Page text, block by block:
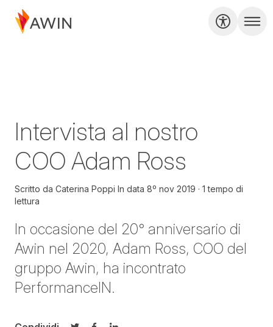
Intervista al nostro
COO Adam Ross
Scritto da Caterina Poppi In data 8º nov 2019
1 tempo di
lettura
In occasione del 20° anniversario di
Awin nel 2020, Adam Ross, COO del
gruppo Awin, ha incontrato
PerformanceIN.